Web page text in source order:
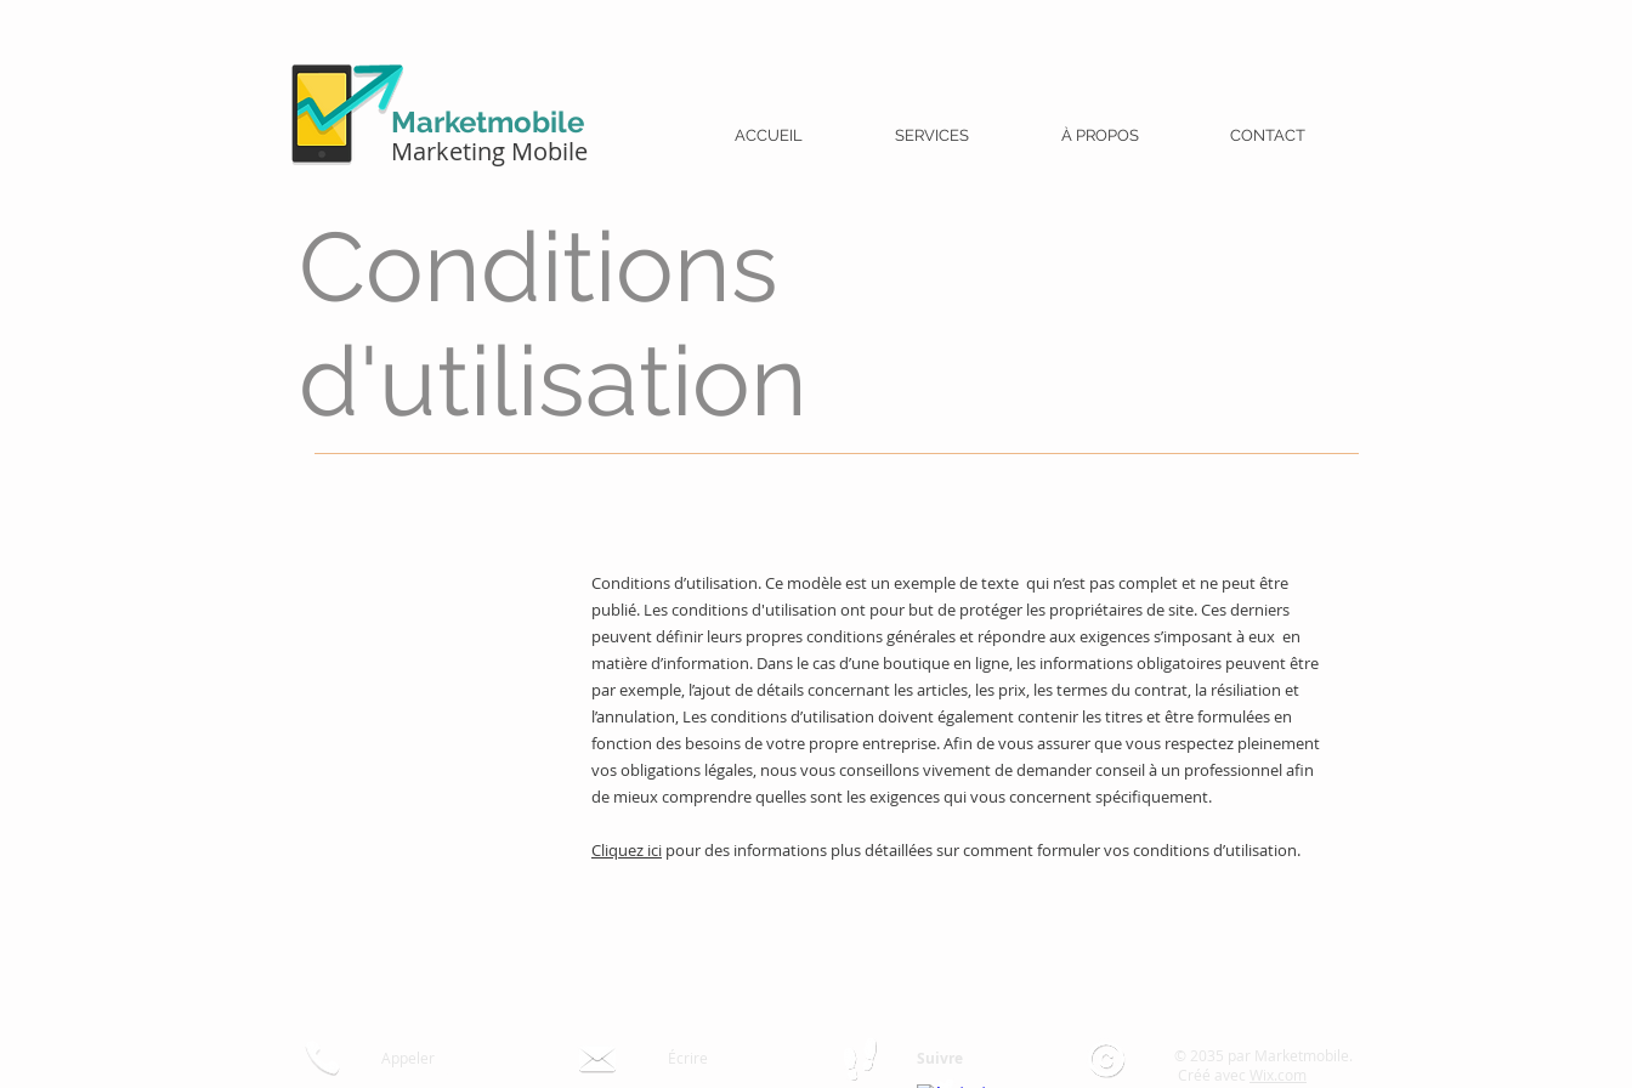
Marketmobile
Marketing Mobile ACCUEIL SERVICES À PROPOS CONTACT
Conditions
d'utilisation
Conditions d’utilisation. Ce modèle est un exemple de texte qui n’est pas complet et ne peut être
publié. Les conditions d'utilisation ont pour but de protéger les propriétaires de site. Ces derniers
peuvent définir leurs propres conditions générales et répondre aux exigences s’imposant à eux en
matière d’information. Dans le cas d’une boutique en ligne, les informations obligatoires peuvent être
par exemple, l’ajout de détails concernant les articles, les prix, les termes du contrat, la résiliation et
l’annulation, Les conditions d’utilisation doivent également contenir les titres et être formulées en
fonction des besoins de votre propre entreprise. Afin de vous assurer que vous respectez pleinement
vos obligations légales, nous vous conseillons vivement de demander conseil à un professionnel afin
de mieux comprendre quelles sont les exigences qui vous concernent spécifiquement.
Cliquez ici pour des informations plus détaillées sur comment formuler vos conditions d’utilisation.
Appeler
Écrire
Suivre
© 2035 par Marketmobile.
Créé avec Wix.com